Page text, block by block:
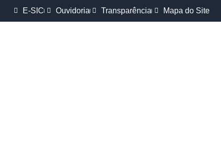
E-SIC Ouvidoria Transparência Mapa do Site